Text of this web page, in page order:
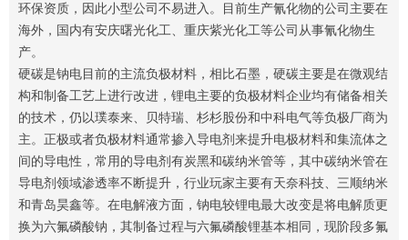
环保资质，因此小型公司不易进入。目前生产氰化物的公司主要在
海外，国内有安庆曙光化工、重庆紫光化工等公司从事氰化物生
产。
硬碳是钠电目前的主流负极材料，相比石墨，硬碳主要是在微观结
构和制备工艺上进行改进，锂电主要的负极材料企业均有储备相关
的技术，仍以璞泰来、贝特瑞、杉杉股份和中科电气等负极厂商为
主。正极或者负极材料通常掺入导电剂来提升电极材料和集流体之
间的导电性，常用的导电剂有炭黑和碳纳米管等，其中碳纳米管在
导电剂领域渗透率不断提升，行业玩家主要有天奈科技、三顺纳米
和青岛昊鑫等。在电解液方面，钠电较锂电最大改变是将电解质更
换为六氟磷酸钠，其制备过程与六氟磷酸锂基本相同，现阶段多氟